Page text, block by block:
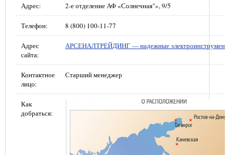
Адрес: 2-е отделение АФ «Солнечная"», 9/5
Телефон: 8 (800) 100-11-77
Адрес
сайта:
АРСЕНАЛТРЕЙДИНГ — надежные
Контактное
лицо:
Старший менеджер
Как
добраться: